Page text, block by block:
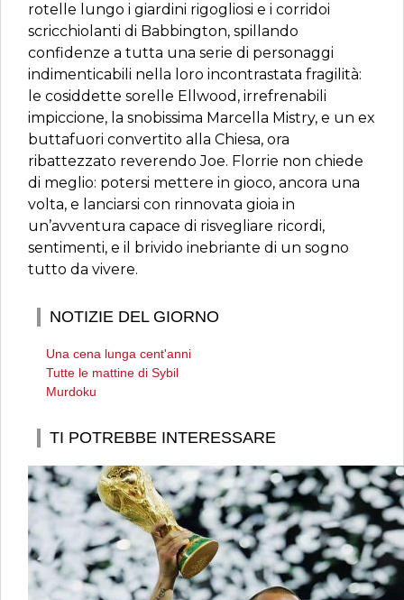
rotelle lungo i giardini rigogliosi e i corridoi
scricchiolanti di Babbington, spillando
confidenze a tutta una serie di personaggi
indimenticabili nella loro incontrastata fragilità:
le cosiddette sorelle Ellwood, irrefrenabili
impiccione, la snobissima Marcella Mistry, e un ex
buttafuori convertito alla Chiesa, ora
ribattezzato reverendo Joe. Florrie non chiede
di meglio: potersi mettere in gioco, ancora una
volta, e lanciarsi con rinnovata gioia in
un’avventura capace di risvegliare ricordi,
sentimenti, e il brivido inebriante di un sogno
tutto da vivere.
NOTIZIE DEL GIORNO
Una cena lunga cent'anni
Tutte le mattine di Sybil
Murdoku
TI POTREBBE INTERESSARE